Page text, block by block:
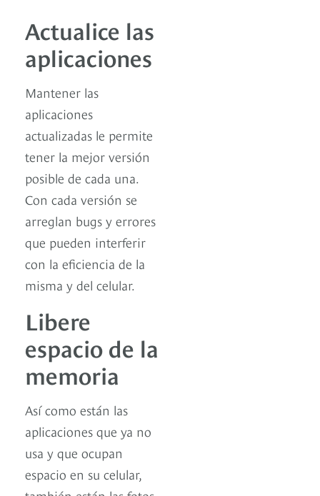
Actualice las
aplicaciones
Mantener las
aplicaciones
actualizadas le permite
tener la mejor versión
posible de cada una.
Con cada versión se
arreglan bugs y errores
que pueden interferir
con la eficiencia de la
misma y del celular.
Libere
espacio de la
memoria
Así como están las
aplicaciones que ya no
usa y que ocupan
espacio en su celular,